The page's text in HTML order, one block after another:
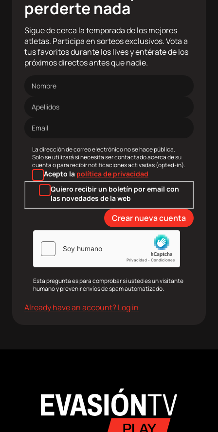
perderte nada
Sigue de cerca la temporada de los mejores
atletas. Participa en sorteos exclusivos. Vota a
tus favoritos durante los lives y entérate de los
próximos directos antes que nadie.
de
electrónico
La dirección de correo electrónico no se hace pública.
Solo se utilizará si necesita ser contactado acerca de su
cuenta o para recibir notificaciones activadas (opted-in).
Acepto la política de privacidad
Quiero recibir un boletín por email con
las novedades de la web
Esta pregunta es para comprobar si usted es un visitante
humano y prevenir envíos de spam automatizado.
Already have an account? Log in